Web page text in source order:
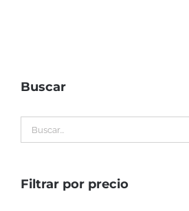
Buscar
Filtrar por precio